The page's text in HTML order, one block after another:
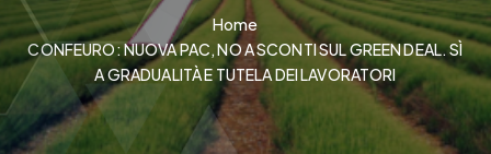
Home
CONFEURO: NUOVA PAC, NO A SCONTI SUL GREEN DEAL. SÌ
A GRADUALITÀ E TUTELA DEI LAVORATORI